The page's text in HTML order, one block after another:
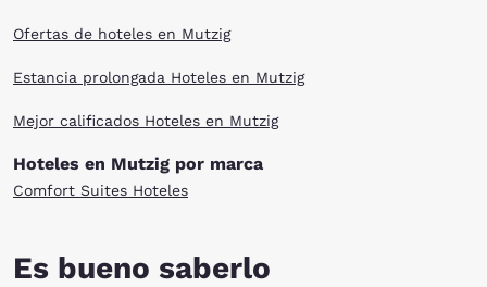
Ofertas de hoteles en Mutzig
Estancia prolongada Hoteles en Mutzig
Mejor calificados Hoteles en Mutzig
Hoteles en Mutzig por marca
Comfort Suites Hoteles
Es bueno saberlo